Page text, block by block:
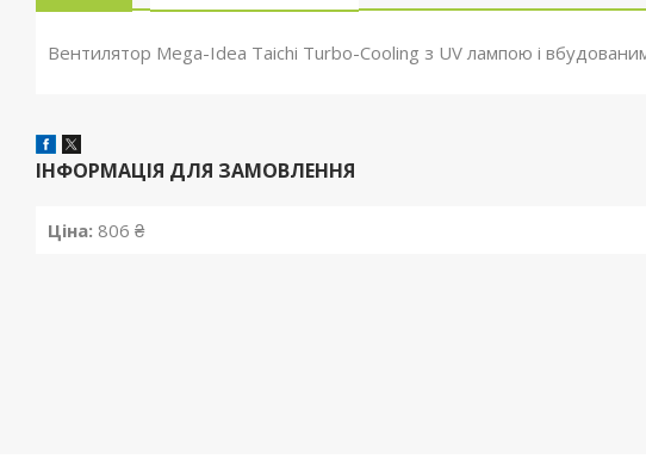
Вентилятор Mega-Idea Taichi Turbo-Cooling з UV лампою і
ІНФОРМАЦІЯ ДЛЯ ЗАМОВЛЕННЯ
Ціна: 806 ₴